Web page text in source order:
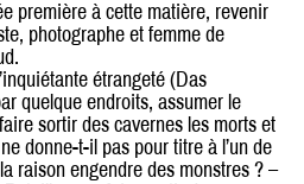
première à cette matière, revenir
photographe et femme de
étrangeté (Das
quelque endroits, assumer le
sortir des cavernes les morts et
donne-t-il pas pour titre à l’un de
raison engendre des monstres ? –